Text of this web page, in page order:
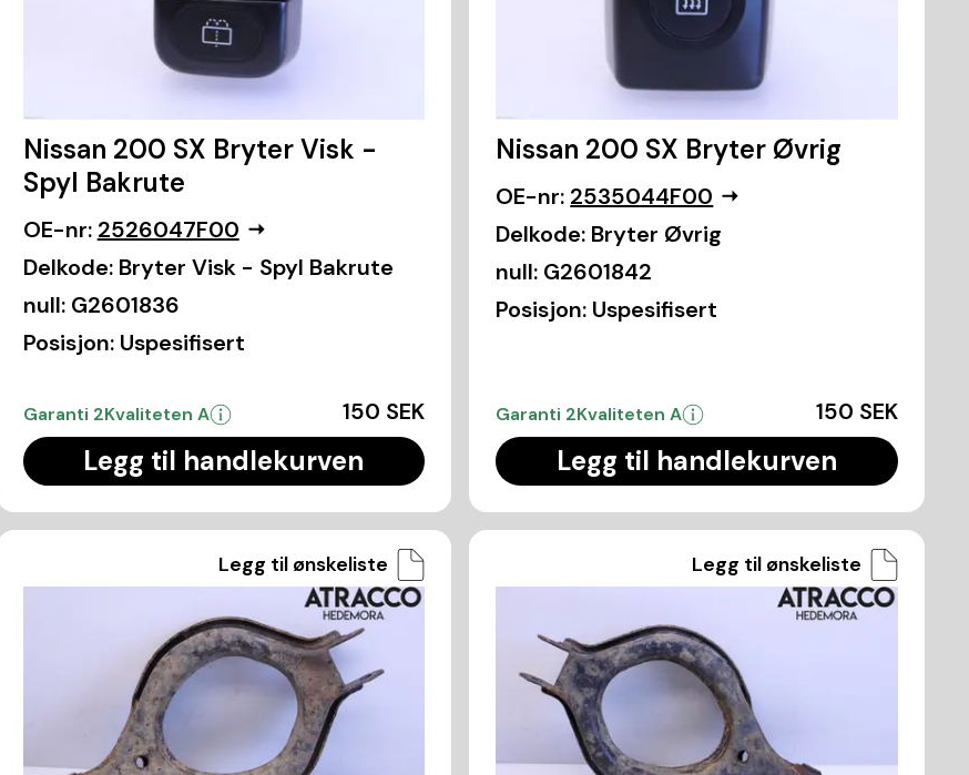
Nissan 200 SX Bryter Visk -
Spyl Bakrute
OE-nr: 2526047F00
Delkode: Bryter Visk - Spyl Bakrute
null: G2601836
Posisjon: Uspesifisert
Garanti 2Kvaliteten A 150 SEK
Legg til handlekurven
Nissan 200 SX Bryter Øvrig
OE-nr: 2535044F00
Delkode: Bryter Øvrig
null: G2601842
Posisjon: Uspesifisert
Garanti 2Kvaliteten A 150 SEK
Legg til handlekurven
Legg til ønskeliste Legg til ønskeliste